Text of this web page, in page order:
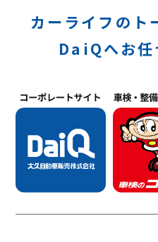
カーライフのト
DaiQへお任